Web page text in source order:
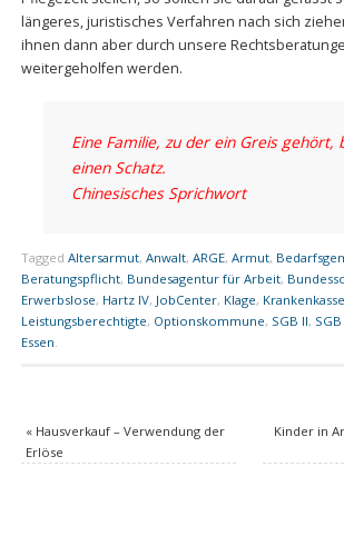
längeres, juristisches Verfahren nach sich
ihnen dann aber durch unsere
weitergeholfen werden.
Eine Familie, zu der ein Greis gehört,
einen Schatz.
Chinesisches Sprichwort
Tagged Altersarmut, Anwalt, ARGE, Armut,
Beratungspflicht, Bundesagentur für Arbeit,
Erwerbslose, Hartz IV, JobCenter, Klage,
Leistungsberechtigte, Optionskommune, SGB II, SGB
Essen.
«Hausverkauf – Verwendung der
Erlöse
Kinder in